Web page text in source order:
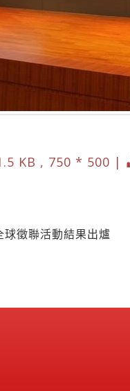
KB , 750 * 500 |
徵聯活動結果出爐